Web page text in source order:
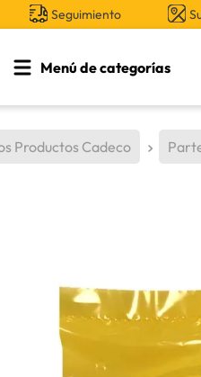
Seguimiento
Menú de categorías
Productos Cadeco
TÉRMINOS MÁS BUSCADOS
puntas
pintura